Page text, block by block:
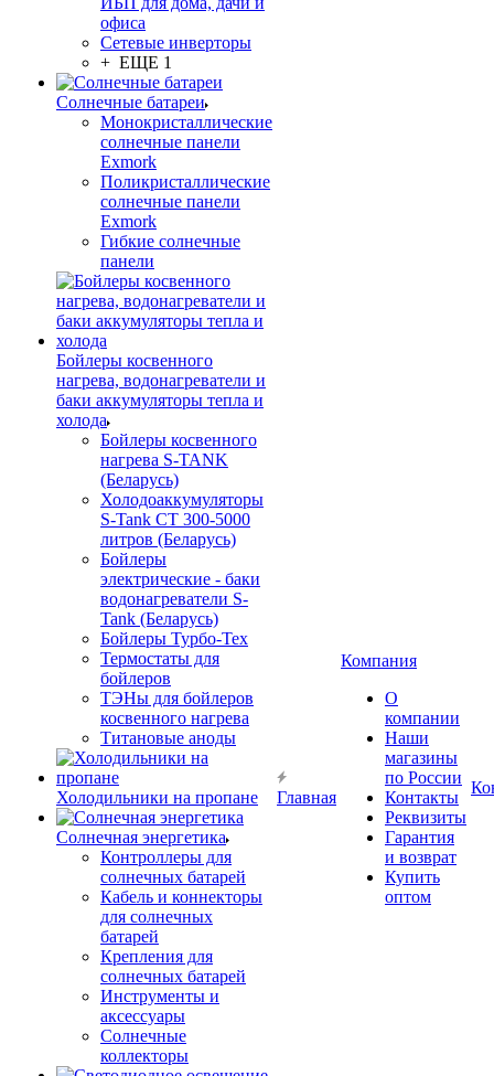
офиса
Сетевые инверторы
+ ЕЩЕ 1
Солнечные батареи
Монокристаллические
солнечные панели
Exmork
Поликристаллические
солнечные панели
Exmork
Гибкие солнечные
панели
Бойлеры косвенного
нагрева, водонагреватели и
баки аккумуляторы тепла и
холода
Бойлеры косвенного
нагрева S-TANK
(Беларусь)
Холодоаккумуляторы
S-Tank СТ 300-5000
литров (Беларусь)
Бойлеры
электрические - баки
водонагреватели S-
Tank (Беларусь)
Бойлеры Турбо-Тех
Термостаты для
бойлеров
ТЭНы для бойлеров
косвенного нагрева
Титановые аноды
Холодильники на пропане
Солнечная энергетика
Контроллеры для
солнечных батарей
Кабель и коннекторы
для солнечных
батарей
Крепления для
солнечных батарей
Инструменты и
аксессуары
Солнечные
коллекторы
Главная
Компания
О
компании
Наши
магазины
по России
Контакты
Реквизиты
Гарантия
и возврат
Купить
оптом